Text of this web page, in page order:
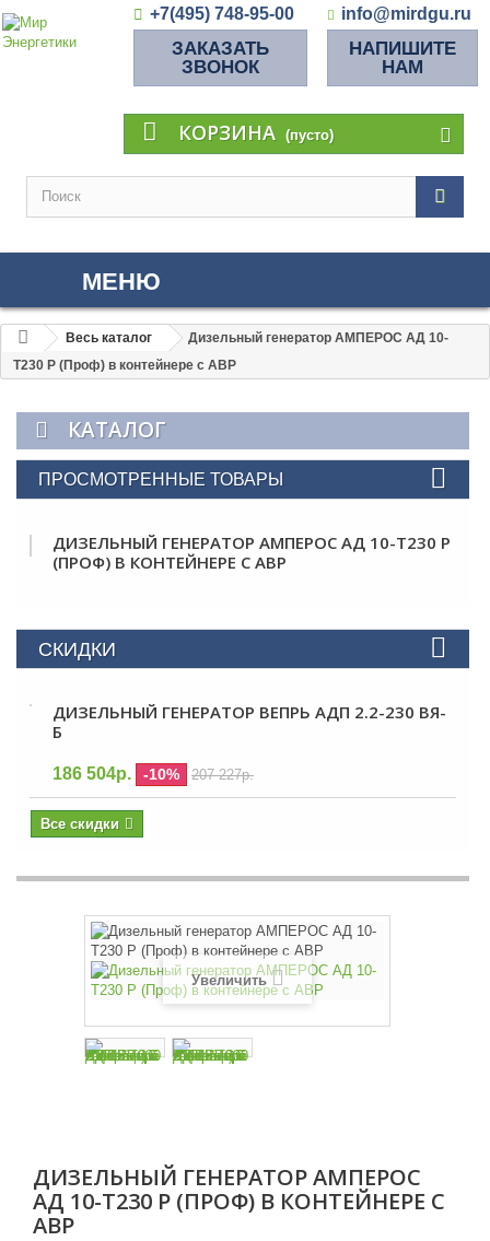
+7(495) 748-95-00 info@mirdgu.ru
ЗАКАЗАТЬ
ЗВОНОК
НАПИШИТЕ
НАМ
КОРЗИНА (пусто)
МЕНЮ
Весь каталог
Дизельный генератор АМПЕРОС АД 10-
Т230 P (Проф) в контейнере с АВР
КАТАЛОГ
ПРОСМОТРЕННЫЕ ТОВАРЫ
ДИЗЕЛЬНЫЙ ГЕНЕРАТОР АМПЕРОС АД 10-Т230 P
(ПРОФ) В КОНТЕЙНЕРЕ С АВР
СКИДКИ
ДИЗЕЛЬНЫЙ ГЕНЕРАТОР ВЕПРЬ АДП 2.2-230 ВЯ-
Б
186 504р. -10% 207 227р.
Все скидки
Увеличить
ДИЗЕЛЬНЫЙ ГЕНЕРАТОР АМПЕРОС
АД 10-Т230 P (ПРОФ) В КОНТЕЙНЕРЕ С
АВР